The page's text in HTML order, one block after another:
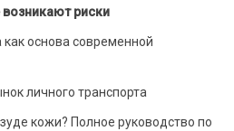
риски
основа современной
личного транспорта
кожи? Полное руководство по